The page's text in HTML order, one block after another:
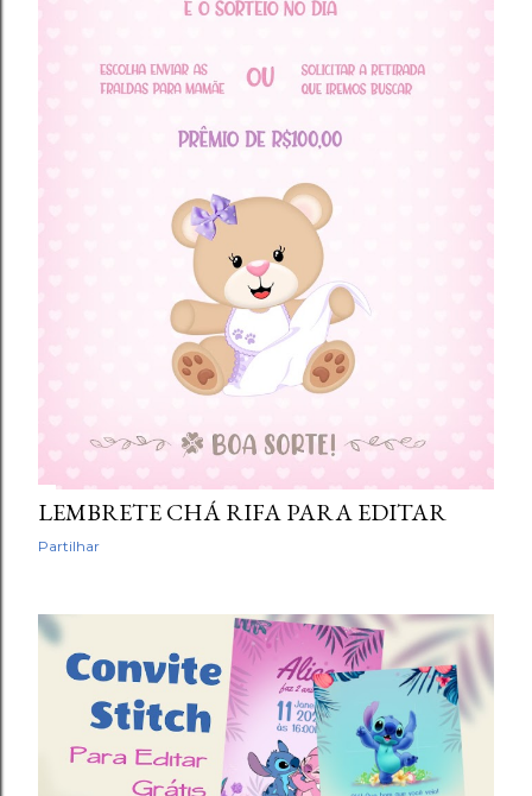
LEMBRETE CHÁ RIFA PARA EDITAR
Partilhar